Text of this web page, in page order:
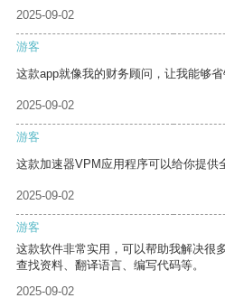
2025-09-02
游客
这款app就像我的财务顾问，让我能够省
2025-09-02
游客
这款加速器VPM应用程序可以给你提供
2025-09-02
游客
这款软件非常实用，可以帮助我解决很
查找资料、翻译语言、编写代码等。
2025-09-02